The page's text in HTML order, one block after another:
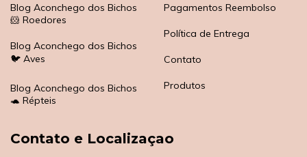
Blog Aconchego dos Bichos
🐹 Roedores
Blog Aconchego dos Bichos
🐦 Aves
Blog Aconchego dos Bichos
🐢 Répteis
Pagamentos Reembolso
Política de Entrega
Contato
Produtos
Contato e Localizaçao